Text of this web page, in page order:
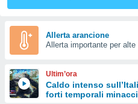
di
Web
le
Allerta arancione
Allerta importante per
Ultim’ora
Caldo intenso
forti temporali